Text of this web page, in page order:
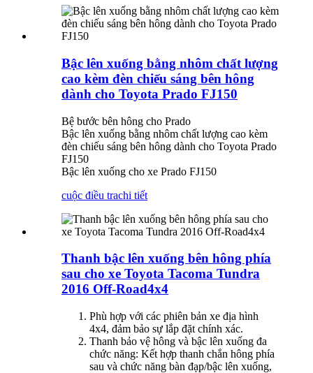
Bậc lên xuống bằng nhôm chất lượng
cao kèm đèn chiếu sáng bên hông
dành cho Toyota Prado FJ150
Bệ bước bên hông cho Prado
Bậc lên xuống bằng nhôm chất lượng cao kèm
đèn chiếu sáng bên hông dành cho Toyota Prado
FJ150
Bậc lên xuống cho xe Prado FJ150
cuộc điều trachi tiết
Thanh bậc lên xuống bên hông phía
sau cho xe Toyota Tacoma Tundra
2016 Off-Road4x4
Phù hợp với các phiên bản xe địa hình
4x4, đảm bảo sự lắp đặt chính xác.
Thanh bảo vệ hông và bậc lên xuống đa
chức năng: Kết hợp thanh chắn hông phía
sau và chức năng bàn đạp/bậc lên xuống,